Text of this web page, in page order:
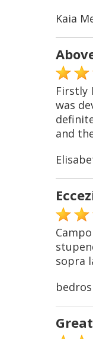
Kaia
Firstly
was
and
sopra
Great